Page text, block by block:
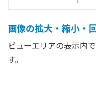
画像の拡大・縮小・
ビューエリアの表示内
す。